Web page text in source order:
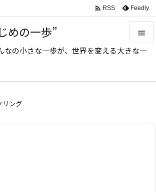
めの一歩”
なの小さな一歩が、世界を変える大きな一



 RSS Feedly
リング